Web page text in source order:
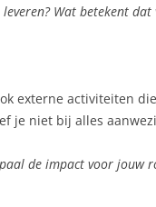
Wat betekent
externe activiteiten
je niet bij alles
de impact voor jouw